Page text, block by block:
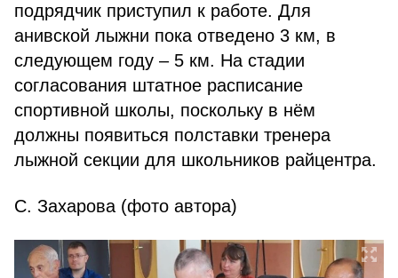
подрядчик приступил к работе. Для
анивской лыжни пока отведено 3 км, в
следующем году – 5 км. На стадии
согласования штатное расписание
спортивной школы, поскольку в нём
должны появиться полставки тренера
лыжной секции для школьников райцентра.
С. Захарова (фото автора)